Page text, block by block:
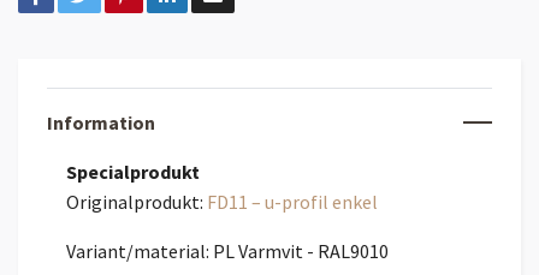
Information
Specialprodukt
Originalprodukt: FD11 – u-profil enkel
Variant/material: PL Varmvit - RAL9010